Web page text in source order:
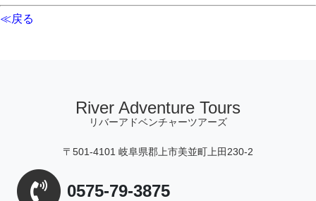
≪戻る
River Adventure Tours
リバーアドベンチャーツアーズ
〒501-4101 岐阜県郡上市美並町上田230-2
0575-79-3875